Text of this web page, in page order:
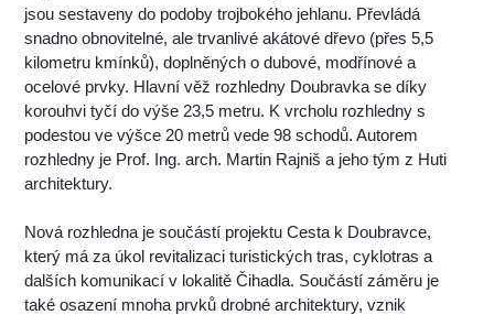
jsou sestaveny do podoby trojbokého jehlanu. Převládá
snadno obnovitelné, ale trvanlivé akátové dřevo (přes 5,5
kilometru kmínků), doplněných o dubové, modřínové a
ocelové prvky. Hlavní věž rozhledny Doubravka se díky
korouhvi tyčí do výše 23,5 metru. K vrcholu rozhledny s
podestou ve výšce 20 metrů vede 98 schodů. Autorem
rozhledny je Prof. Ing. arch. Martin Rajniš a jeho tým z Huti
architektury.
Nová rozhledna je součástí projektu Cesta k Doubravce,
který má za úkol revitalizaci turistických tras, cyklotras a
dalších komunikací v lokalitě Čihadla. Součástí záměru je
také osazení mnoha prvků drobné architektury, vznik